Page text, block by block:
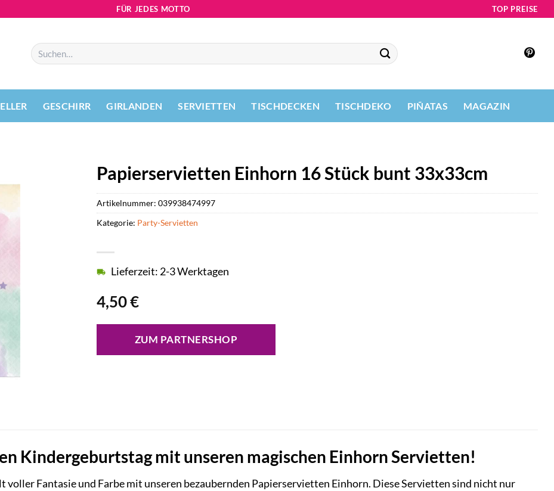
FÜR JEDES MOTTO TOP PREISE
Suchen
nach:
GESCHIRR GIRLANDEN SERVIETTEN TISCHDECKEN TISCHDEKO PIÑATAS MAGAZIN
Papierservietten Einhorn 16 Stück bunt 33x33cm
4,50€
Lieferzeit: 2-3 Werktagen
ZUM PARTNERSHOP
Artikelnummer: 039938474997
Kategorie: Party-Servietten
Kindergeburtstag mit unseren magischen Einhorn Servietten!
voller Fantasie und Farbe mit unseren bezaubernden Papierservietten Einhorn. Diese Servietten sind nicht nur